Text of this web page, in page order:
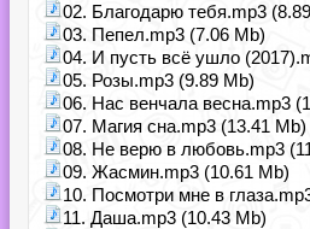
02. Благодарю тебя.mp3
03. Пепел.mp3 (7.06 Mb)
04. И пусть всё ушло
05. Розы.mp3 (9.89 Mb)
06. Нас венчала весна.mp3
07. Магия сна.mp3 (13.41 Mb)
08. Не верю в любовь.mp3
09. Жасмин.mp3 (10.61 Mb)
10. Посмотри мне в
11. Даша.mp3 (10.43 Mb)